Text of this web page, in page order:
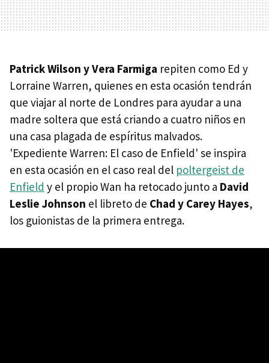
Patrick Wilson y Vera Farmiga repiten como Ed y
Lorraine Warren, quienes en esta ocasión tendrán
que viajar al norte de Londres para ayudar a una
madre soltera que está criando a cuatro niños en
una casa plagada de espíritus malvados.
'Expediente Warren: El caso de Enfield' se inspira
en esta ocasión en el caso real del poltergeist de
Enfield y el propio Wan ha retocado junto a David
Leslie Johnson el libreto de Chad y Carey Hayes,
los guionistas de la primera entrega.